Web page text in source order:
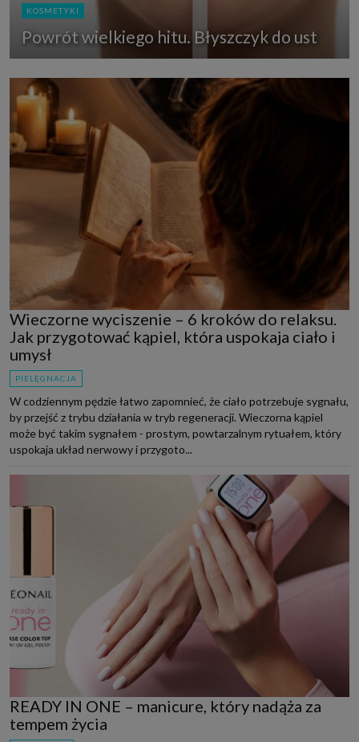
KOSMETYKI
Powrót wielkiego hitu. Błyszczyk do ust
Wieczorne wyciszenie – 6 kroków do relaksu.
Jak przygotować kąpiel, która uspokaja ciało i
umysł
PIELĘGNACJA
W codziennym pędzie łatwo zapomnieć, że ciało potrzebuje sygnału,
by przejść z trybu działania w tryb regeneracji. Wieczorna kąpiel
może być takim sygnałem - prostym, powtarzalnym rytuałem, który
uspokaja układ nerwowy i przygoto...
READY IN ONE – manicure, który nadąża za
tempem życia